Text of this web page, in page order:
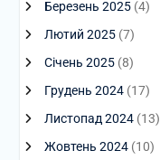
Березень 2025(4)
Лютий 2025(7)
Січень 2025(8)
Грудень 2024(17)
Листопад 2024(13)
Жовтень 2024(10)